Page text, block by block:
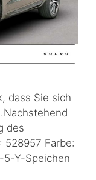
dass Sie sich
des
528957 Farbe:
5-Y-Speichen